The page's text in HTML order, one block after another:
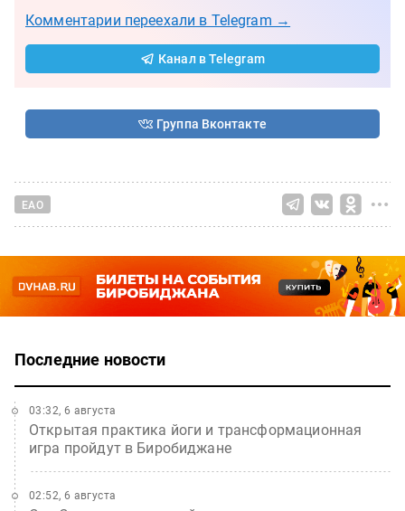
Комментарии переехали в Telegram →
Канал в Telegram
Группа Вконтакте
ЕАО
Последние новости
Открытая практика йоги и трансформационная
игра пройдут в Биробиджане
03:32, 6 августа
02:52, 6 августа